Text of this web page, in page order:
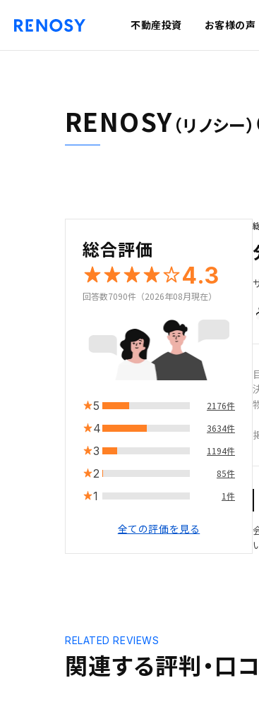
不動産投資 お客様の声
RENOSY（リノシー）
総合評価
4.3
回答数7090件（2026年08月現在）
5 2176件
4 3634件
3 1194件
2 85件
1 1件
全ての評価を見る
関連する評判・口
RELATED REVIEWS